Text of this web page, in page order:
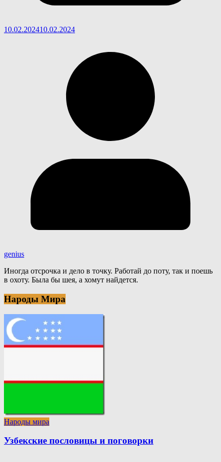
10.02.202410.02.2024
genius
Иногда отсрочка и дело в точку. Работай до поту, так и поешь
в охоту. Была бы шея, а хомут найдется.
Народы Мира
Народы мира
Узбекские пословицы и поговорки